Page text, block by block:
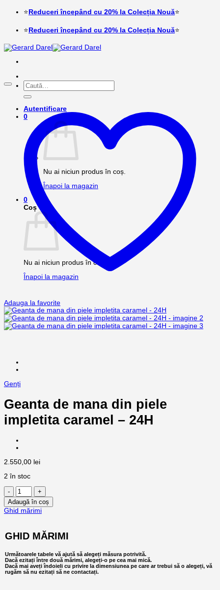
Skip
⭐Reduceri începând cu 20% la Colecția Nouă⭐
⭐ Reduceri începând cu 20% la Colecția Nouă⭐
Caută
după:
Autentificare
0
Nu ai niciun produs în coș.
Înapoi la magazin
0
Coș
Nu ai niciun produs în coș.
Înapoi la magazin
Adauga la favorite
Genți
Geanta de mana din piele
impletita caramel – 24H
2.550,00 lei
2 în stoc
Cantitate
Geanta
de
mana
impletita
caramel
24H
Adaugă în coș
Ghid mărimi
GHID MĂRIMI
Următoarele tabele vă ajută să alegeți măsura potrivită.
Dacă ezitați între două mărimi, alegeți-o pe cea mai mică.
Dacă mai aveți îndoieli cu privire la dimensiunea pe care ar trebui să o alegeți, vă
rugăm să nu ezitați să ne contactați.